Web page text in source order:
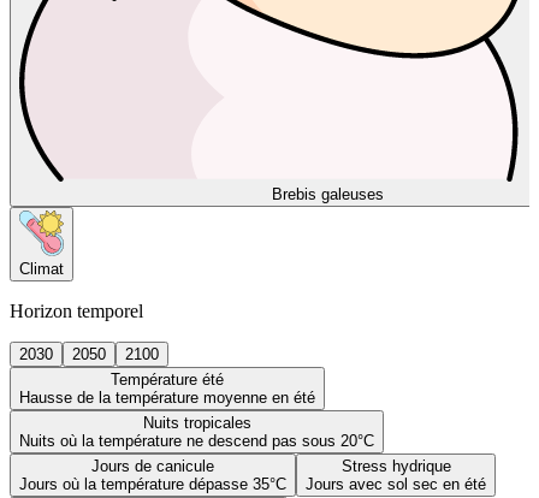
Brebis galeuses
Climat
Horizon temporel
2030 2050
2100
Température été
Hausse de la température moyenne en été
Nuits tropicales
Nuits où la température ne descend pas sous 20°C
Jours de canicule
Jours où la température dépasse 35°C
Stress hydrique
Jours avec sol sec en été